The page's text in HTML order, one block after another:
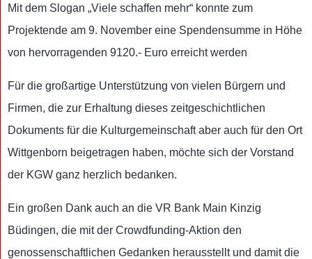
Mit dem Slogan „Viele schaffen mehr“ konnte zum
Projektende am 9. November eine Spendensumme in Höhe
von hervorragenden 9120.- Euro erreicht werden
Für die großartige Unterstützung von vielen Bürgern und
Firmen, die zur Erhaltung dieses zeitgeschichtlichen
Dokuments für die Kulturgemeinschaft aber auch für den Ort
Wittgenborn beigetragen haben, möchte sich der Vorstand
der KGW ganz herzlich bedanken.
Ein großen Dank auch an die VR Bank Main Kinzig
Büdingen, die mit der Crowdfunding-Aktion den
genossenschaftlichen Gedanken herausstellt und damit die